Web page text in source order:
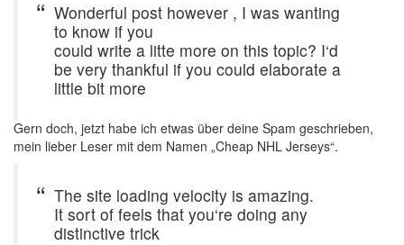
Wonderful post however , I was wanting
to know if you
could write a litte more on this topic? I‘d
be very thankful if you could elaborate a
little bit more
Gern doch, jetzt habe ich etwas über deine Spam geschrieben,
mein lieber Leser mit dem Namen „Cheap NHL Jerseys“.
The site loading velocity is amazing.
It sort of feels that you‘re doing any
distinctive trick